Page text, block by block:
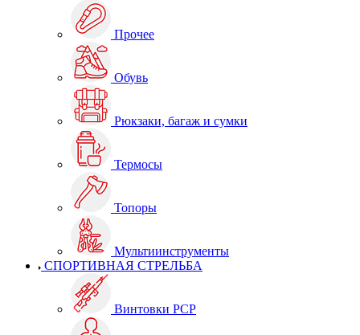
Прочее
Обувь
Рюкзаки, багаж и сумки
Термосы
Топоры
Мультиинструменты
СПОРТИВНАЯ СТРЕЛЬБА
Винтовки PCP